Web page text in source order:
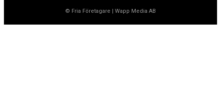
© Fria Företagare Wapp Media AB